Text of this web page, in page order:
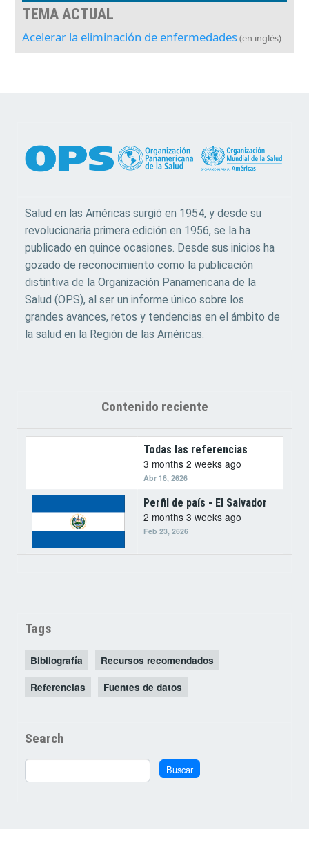
TEMA ACTUAL
Acelerar la eliminación de enfermedades(en inglés)
Salud en las Américas surgió en 1954, y desde su
revolucionaria primera edición en 1956, se la ha
publicado en quince ocasiones. Desde sus inicios ha
gozado de reconocimiento como la publicación
distintiva de la Organización Panamericana de la
Salud (OPS), al ser un informe único sobre los
grandes avances, retos y tendencias en el ámbito de
la salud en la Región de las Américas.
Contenido reciente
Todas las referencias
3 months 2 weeks ago
Abr 16, 2626
Perfil de país - El Salvador
2 months 3 weeks ago
Feb 23, 2626
Tags
Bibliografía Recursos recomendados
Referencias Fuentes de datos
Search
Buscar Buscar